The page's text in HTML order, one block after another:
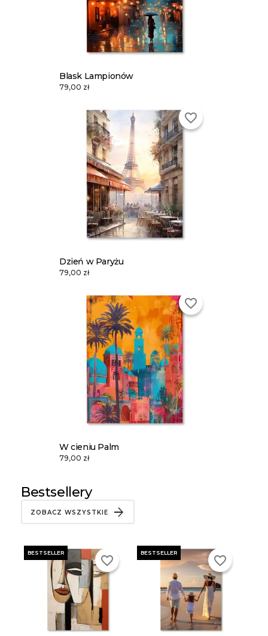
Blask Lampionów
79,00 zł
Dzień w Paryżu
79,00 zł
favorite_border
W cieniu Palm
79,00 zł
favorite_border
Bestsellery
ZOBACZ WSZYSTKIE
BESTSELLER
favorite_border
BESTSELLER
favorite_border